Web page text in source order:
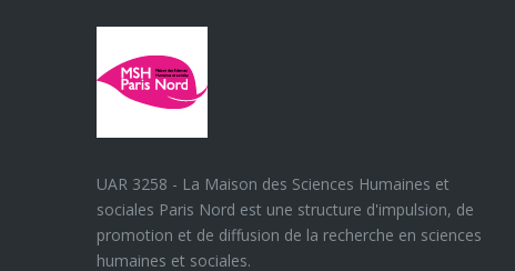
UAR 3258 - La Maison des Sciences Humaines et
sociales Paris Nord est une structure d'impulsion, de
promotion et de diffusion de la recherche en sciences
humaines et sociales.